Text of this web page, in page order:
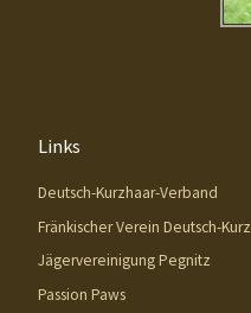
Links
Deutsch-Kurzhaar-Verband
Fränkischer Verein Deutsch-
Jägervereinigung Pegnitz
Passion Paws